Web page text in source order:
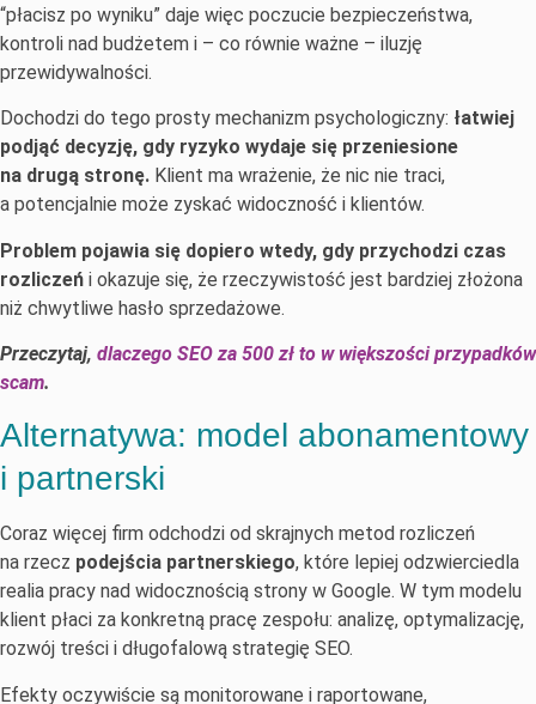
“płacisz po wyniku” daje więc poczucie bezpieczeństwa,
kontroli nad budżetem i – co równie ważne – iluzję
przewidywalności.
Dochodzi do tego prosty mechanizm psychologiczny: łatwiej
podjąć decyzję, gdy ryzyko wydaje się przeniesione
na drugą stronę. Klient ma wrażenie, że nic nie traci,
a potencjalnie może zyskać widoczność i klientów.
Problem pojawia się dopiero wtedy, gdy przychodzi czas
rozliczeń i okazuje się, że rzeczywistość jest bardziej złożona
niż chwytliwe hasło sprzedażowe.
Przeczytaj, dlaczego SEO za 500 zł to w większości przypadków
scam.
Alternatywa: model abonamentowy
i partnerski
Coraz więcej firm odchodzi od skrajnych metod rozliczeń
na rzecz podejścia partnerskiego, które lepiej odzwierciedla
realia pracy nad widocznością strony w Google. W tym modelu
klient płaci za konkretną pracę zespołu: analizę, optymalizację,
rozwój treści i długofalową strategię SEO.
Efekty oczywiście są monitorowane i raportowane,